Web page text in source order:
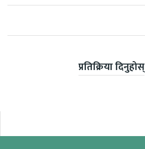
प्रतिक्रिया दिनुहोस्